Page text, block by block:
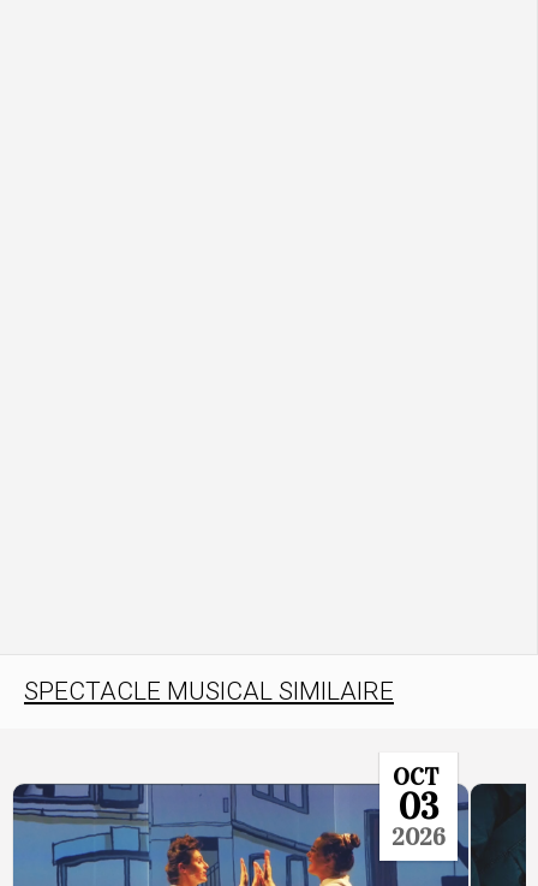
SPECTACLE MUSICAL SIMILAIRE
OCT
03
2026